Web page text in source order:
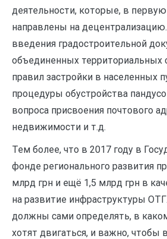
деятельности, которые, в
направлены на
введения градостроительной
объединенных
правил застройки в населенных
процедуры обустройства
вопроса присвоения почтового
недвижимости и т.д.
Тем более, что в 2017 году в
фонде регионального развития
млрд грн и ещё 1,5 млрд грн в
на развитие инфраструктуры
должны сами определять, в
хотят двигаться, и важно, чтобы